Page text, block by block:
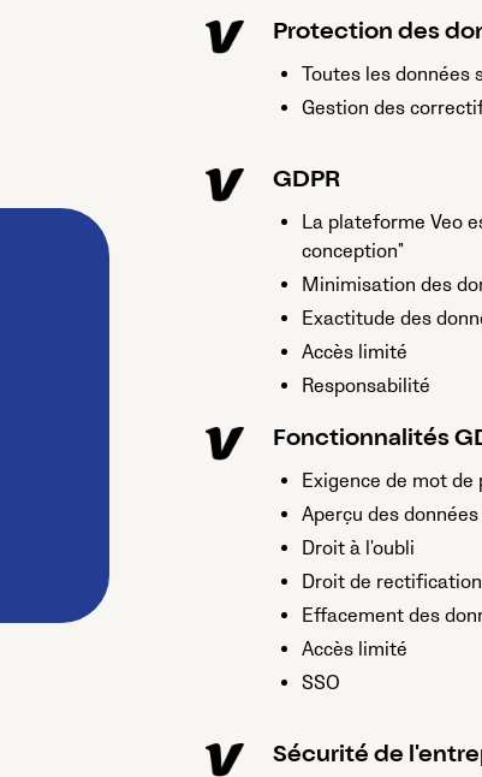
Protection des
Toutes les données
Gestion des
GDPR
La plateforme Veo
conception"
Minimisation des
Exactitude des
Accès limité
Responsabilité
Fonctionnalités
Exigence de mot de
Aperçu des données
Droit à l'oubli
Droit de rectification
Effacement des
Accès limité
SSO
Sécurité de